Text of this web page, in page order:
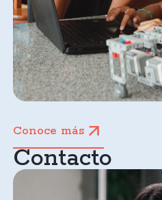
Conoce más
Contacto